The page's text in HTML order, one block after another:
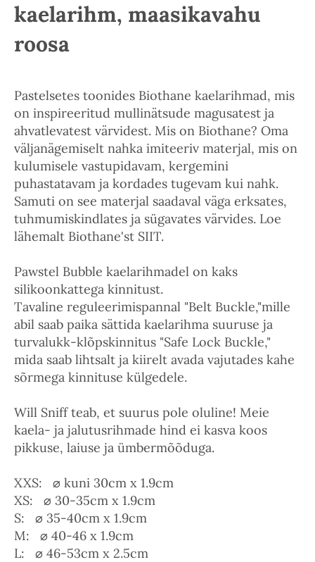
kaelarihm, maasikavahu
roosa
Pastelsetes toonides Biothane kaelarihmad, mis
on inspireeritud mullinätsude magusatest ja
ahvatlevatest värvidest. Mis on Biothane? Oma
väljanägemiselt nahka imiteeriv materjal, mis on
kulumisele vastupidavam, kergemini
puhastatavam ja kordades tugevam kui nahk.
Samuti on see materjal saadaval väga erksates,
tuhmumiskindlates ja sügavates värvides. Loe
lähemalt Biothane'st SIIT.
Pawstel Bubble kaelarihmadel on kaks
silikoonkattega kinnitust.
Tavaline reguleerimispannal "Belt Buckle,"mille
abil saab paika sättida kaelarihma suuruse ja
turvalukk-klõpskinnitus "Safe Lock Buckle,"
mida saab lihtsalt ja kiirelt avada vajutades kahe
sõrmega kinnituse külgedele.
Will Sniff teab, et suurus pole oluline! Meie
kaela- ja jalutusrihmade hind ei kasva koos
pikkuse, laiuse ja ümbermõõduga.
XXS: ⌀ kuni 30cm x 1.9cm
XS: ⌀ 30-35cm x 1.9cm
S: ⌀ 35-40cm x 1.9cm
M: ⌀ 40-46 x 1.9cm
L: ⌀ 46-53cm x 2.5cm